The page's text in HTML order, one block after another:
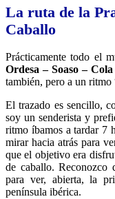
La ruta de la
Caballo
Prácticamente todo el
Ordesa – Soaso –
también, pero a un
El trazado es sencillo,
soy un senderista y
ritmo íbamos a tardar 7
mirar hacia atrás para
que el objetivo era
de caballo. Reconozco
para ver, abierta, la
península ibérica.